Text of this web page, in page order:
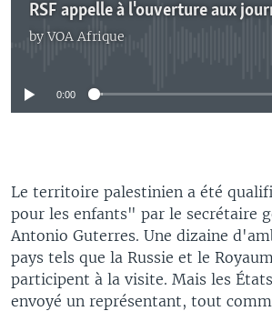
byVOA Afrique
No media source currently
0:00
Le territoire palestinien a été
pour les enfants" par le secrétaire
Antonio Guterres. Une dizaine
pays tels que la Russie et le
participent à la visite. Mais les
envoyé un représentant, tout